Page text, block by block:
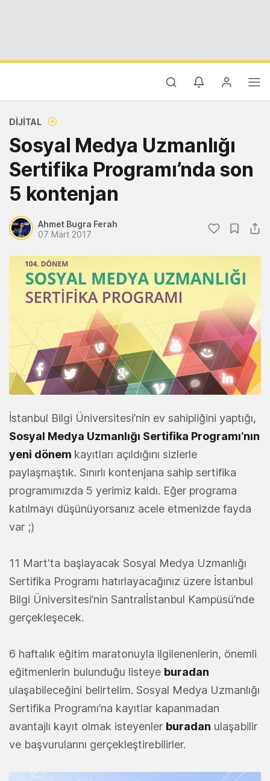
DIJITAL
Sosyal Medya Uzmanlığı
Sertifika Programı’nda son
5 kontenjan
Ahmet Bugra Ferah
07 Mart 2017
İstanbul Bilgi Üniversitesi’nin ev sahipliğini yaptığı,
Sosyal Medya Uzmanlığı Sertifika Programı‘nın
yeni dönem kayıtları açıldığını sizlerle
paylaşmaştık. Sınırlı kontenjana sahip sertifika
programımızda 5 yerimiz kaldı. Eğer programa
katılmayı düşünüyorsanız acele etmenizde fayda
var ;)
11 Mart'ta başlayacak Sosyal Medya Uzmanlığı
Sertifika Programı hatırlayacağınız üzere İstanbul
Bilgi Üniversitesi’nin Santralİstanbul Kampüsü’nde
gerçekleşecek.
6 haftalık eğitim maratonuyla ilgilenenlerin, önemli
eğitmenlerin bulunduğu listeye buradan
ulaşabileceğini belirtelim. Sosyal Medya Uzmanlığı
Sertifika Programı’na kayıtlar kapanmadan
avantajlı kayıt olmak isteyenler buradan ulaşabilir
ve başvurularını gerçekleştirebilirler.